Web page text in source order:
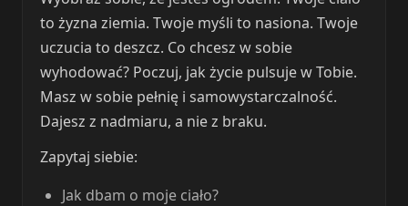
to żyzna ziemia. Twoje myśli to nasiona. Twoje
uczucia to deszcz. Co chcesz w sobie
wyhodować? Poczuj, jak życie pulsuje w Tobie.
Masz w sobie pełnię i samowystarczalność.
Dajesz z nadmiaru, a nie z braku.
Zapytaj siebie:
Jak dbam o moje ciało?